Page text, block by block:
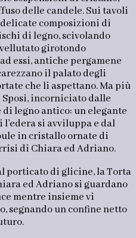
delle candele. Sui tavoli
composizioni di
di legno, scivolando
girotondo
essi, antiche pergamene
il palato degli
che li aspettano. Ma più
incorniciato dalle
legno antico: un elegante
si avviluppa e dal
in cristallo ornate di
di Chiara ed Adriano.
porticato di glicine, la Torta
ed Adriano si guardano
mentre insieme vi
segnando un confine netto